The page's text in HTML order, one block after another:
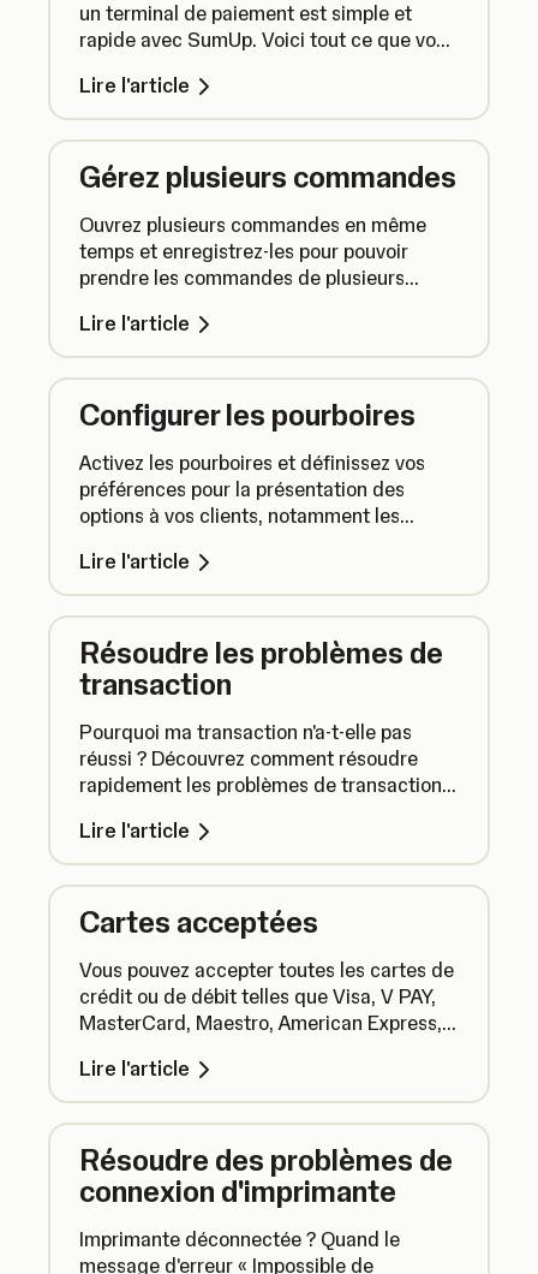
un terminal de paiement est simple et
rapide avec SumUp. Voici tout ce que vous
Lire l'article
Gérez plusieurs commandes
Ouvrez plusieurs commandes en même
temps et enregistrez-les pour pouvoir
prendre les commandes de plusieurs
Lire l'article
Configurer les pourboires
Activez les pourboires et définissez vos
préférences pour la présentation des
options à vos clients, notamment les
Lire l'article
Résoudre les problèmes de
transaction
Pourquoi ma transaction n'a-t-elle pas
réussi ? Découvrez comment résoudre
rapidement les problèmes de transaction,
de paiement.
Lire l'article
Cartes acceptées
Vous pouvez accepter toutes les cartes de
crédit ou de débit telles que Visa, V PAY,
MasterCard, Maestro, American Express,
Lire l'article
Résoudre des problèmes de
connexion d'imprimante
Imprimante déconnectée ? Quand le
message d'erreur « Impossible de